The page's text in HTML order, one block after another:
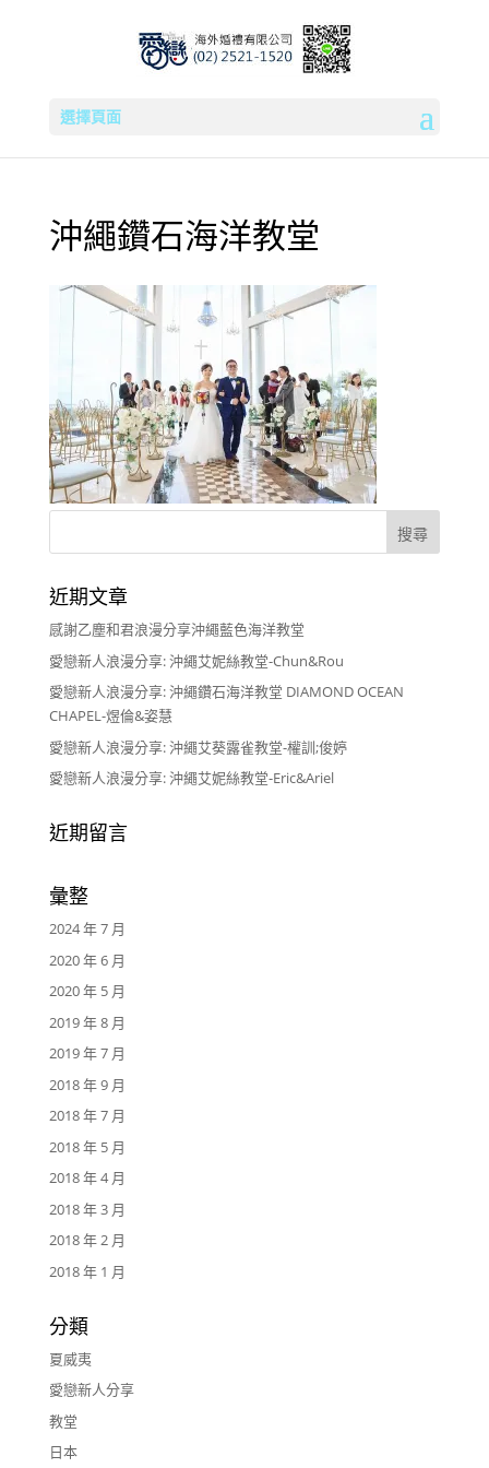
選擇頁面
沖繩鑽石海洋教堂
近期文章
感謝乙塵和君浪漫分享沖繩藍色海洋教堂
愛戀新人浪漫分享: 沖繩艾妮絲教堂-Chun&Rou
愛戀新人浪漫分享: 沖繩鑽石海洋教堂 DIAMOND OCEAN
CHAPEL-煜倫&姿慧
愛戀新人浪漫分享: 沖繩艾葵露雀教堂-權訓;俊婷
愛戀新人浪漫分享: 沖繩艾妮絲教堂-Eric&Ariel
近期留言
彙整
2024 年 7 月
2020 年 6 月
2020 年 5 月
2019 年 8 月
2019 年 7 月
2018 年 9 月
2018 年 7 月
2018 年 5 月
2018 年 4 月
2018 年 3 月
2018 年 2 月
2018 年 1 月
分類
夏威夷
愛戀新人分享
教堂
日本